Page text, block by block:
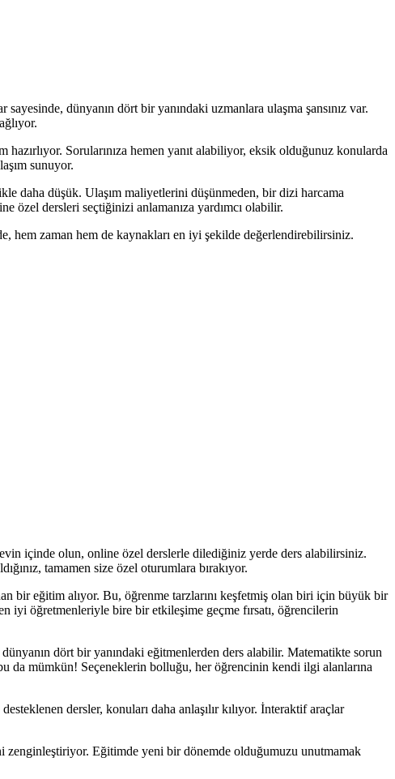
dünyanın dört bir yanındaki uzmanlara ulaşma şansınız var.
Sorularınıza hemen yanıt alabiliyor, eksik olduğunuz konularda
sunuyor.
daha düşük. Ulaşım maliyetlerini düşünmeden, bir dizi harcama
özel dersleri seçtiğinizi anlamanıza yardımcı olabilir.
hem zaman hem de kaynakları en iyi şekilde değerlendirebilirsiniz.
içinde olun, online özel derslerle dilediğiniz yerde ders alabilirsiniz.
tamamen size özel oturumlara bırakıyor.
bir eğitim alıyor. Bu, öğrenme tarzlarını keşfetmiş olan biri için büyük bir
iyi öğretmenleriyle bire bir etkileşime geçme fırsatı, öğrencilerin
dört bir yanındaki eğitmenlerden ders alabilir. Matematikte sorun
da mümkün! Seçeneklerin bolluğu, her öğrencinin kendi ilgi alanlarına
dersler, konuları daha anlaşılır kılıyor. İnteraktif araçlar
zenginleştiriyor. Eğitimde yeni bir dönemde olduğumuzu unutmamak